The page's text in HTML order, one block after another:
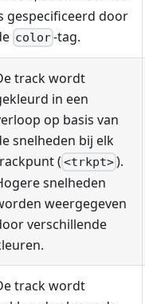
gespecificeerd door
color-tag.
track wordt
in een
op basis van
snelheden bij elk
( <trkpt>).
snelheden
weergegeven
verschillende
track wordt